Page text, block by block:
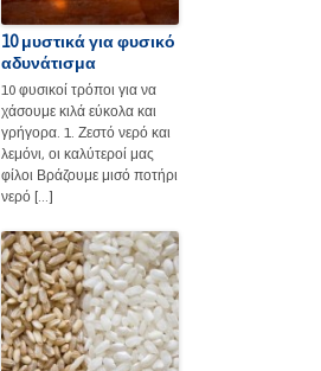
10 μυστικά για φυσικό
αδυνάτισμα
10 φυσικοί τρόποι για να
χάσουμε κιλά εύκολα και
γρήγορα. 1. Ζεστό νερό και
λεμόνι, οι καλύτεροί μας
φίλοι Βράζουμε μισό ποτήρι
νερό […]